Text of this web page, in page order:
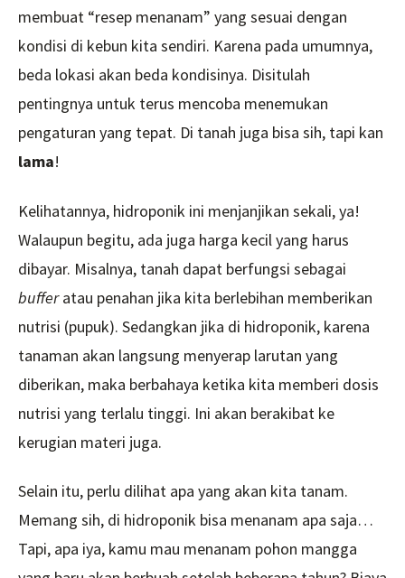
membuat “resep menanam” yang sesuai dengan
kondisi di kebun kita sendiri. Karena pada umumnya,
beda lokasi akan beda kondisinya. Disitulah
pentingnya untuk terus mencoba menemukan
pengaturan yang tepat. Di tanah juga bisa sih, tapi kan
lama!
Kelihatannya, hidroponik ini menjanjikan sekali, ya!
Walaupun begitu, ada juga harga kecil yang harus
dibayar. Misalnya, tanah dapat berfungsi sebagai
bufferatau penahan jika kita berlebihan memberikan
nutrisi (pupuk). Sedangkan jika di hidroponik, karena
tanaman akan langsung menyerap larutan yang
diberikan, maka berbahaya ketika kita memberi dosis
nutrisi yang terlalu tinggi. Ini akan berakibat ke
kerugian materi juga.
Selain itu, perlu dilihat apa yang akan kita tanam.
Memang sih, di hidroponik bisa menanam apa saja…
Tapi, apa iya, kamu mau menanam pohon mangga